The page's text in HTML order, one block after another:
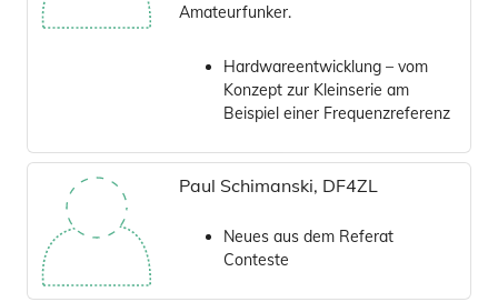
Amateurfunker.
Hardwareentwicklung – vom
Konzept zur Kleinserie am
Beispiel einer Frequenzreferenz
Paul Schimanski, DF4ZL
Neues aus dem Referat
Conteste